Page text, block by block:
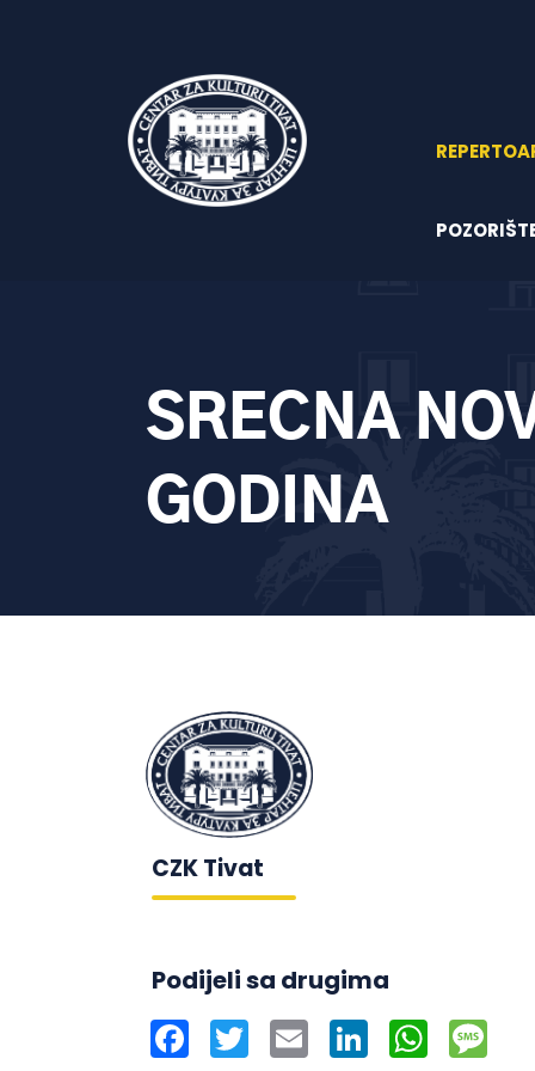
SRECNA
GODINA
CZK Tivat
Podijeli sa drugima
Facebook
Twitter Email LinkedInWhatsApp